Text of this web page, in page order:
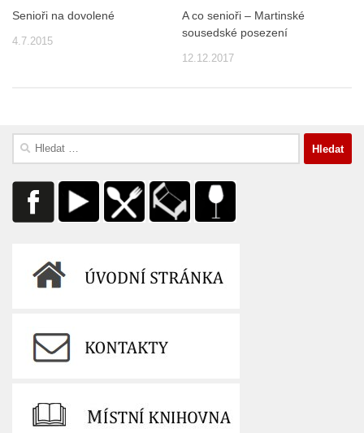
Senioři na dovolené
4.7.2015
A co senioři – Martinské
sousedské posezení
12.12.2017
Vyhledávání